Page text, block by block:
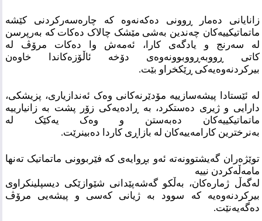
زانایانی دەمار ڕوونی دەکەنەوە کە چارەسەرکردنی کێشە
ماتماتیکییەکان چەندین بەشی مێشک چالاک دەکات کە بەرپرسن
لە سەرنج و یادگەی کارا، ئەمەش وا دەکات مرۆڤ لە
کاتی
ڕووبەڕووبوونەوەی دۆخە ئاڵۆزەکاندا خاوەن
بیرکردنەوەیەکی ڕێکخراو بێت.
لە ئێستادا پیشەسازییە مۆدێرنەکانی وەک ئەندازیاری، پزیشکی،
دارایی و ژیری دەستکرد، بە ڕادەیەکی زۆر پشت بە زانیارییە
ماتماتیکییەکان دەبەستن و وەک یەکێک لە
بەنرخترینکارامەییەکان لە بازاڕی کاردا دەبینرێت.
توێژەران گەیشتوونەتە ئەو بڕوایەی کە فێربوونی ماتماتیک تەنها
مامەڵەکردن نییە
لەگەڵ ژمارەکان، بەڵکو گەشەپێدانی شێوازێکی دیسپلینکراوی
بیرکردنەوەیە کە سوود بە ژیانی کەسی و پیشەیی مرۆڤ
دەگەیەنێت.